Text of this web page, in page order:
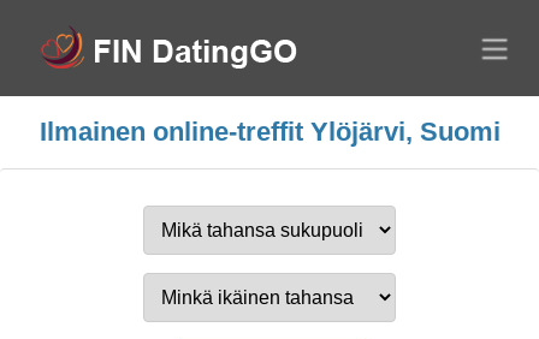
Ilmainen online-treffit Ylöjärvi, Suomi